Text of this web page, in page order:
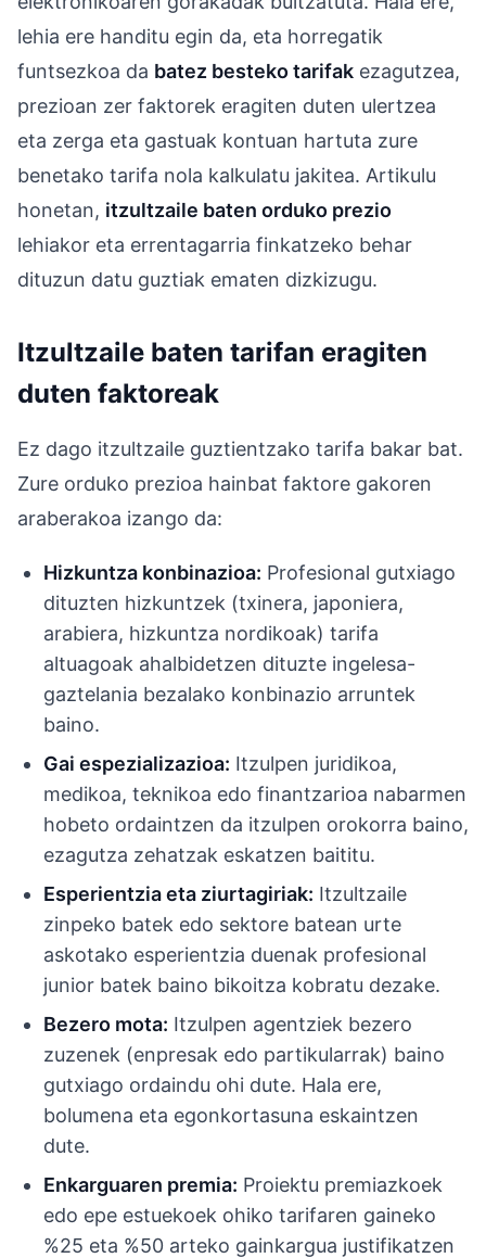
lehia ere handitu egin da, eta horregatik
funtsezkoa da batez besteko tarifak ezagutzea,
prezioan zer faktorek eragiten duten ulertzea
eta zerga eta gastuak kontuan hartuta zure
benetako tarifa nola kalkulatu jakitea. Artikulu
honetan, itzultzaile baten orduko prezio
lehiakor eta errentagarria finkatzeko behar
dituzun datu guztiak ematen dizkizugu.
Itzultzaile baten tarifan eragiten
duten faktoreak
Ez dago itzultzaile guztientzako tarifa bakar bat.
Zure orduko prezioa hainbat faktore gakoren
araberakoa izango da:
Hizkuntza konbinazioa: Profesional gutxiago
dituzten hizkuntzek (txinera, japoniera,
arabiera, hizkuntza nordikoak) tarifa
altuagoak ahalbidetzen dituzte ingelesa-
gaztelania bezalako konbinazio arruntek
baino.
Gai espezializazioa: Itzulpen juridikoa,
medikoa, teknikoa edo finantzarioa nabarmen
hobeto ordaintzen da itzulpen orokorra baino,
ezagutza zehatzak eskatzen baititu.
Esperientzia eta ziurtagiriak: Itzultzaile
zinpeko batek edo sektore batean urte
askotako esperientzia duenak profesional
junior batek baino bikoitza kobratu dezake.
Bezero mota: Itzulpen agentziek bezero
zuzenek (enpresak edo partikularrak) baino
gutxiago ordaindu ohi dute. Hala ere,
bolumena eta egonkortasuna eskaintzen
dute.
Enkarguaren premia: Proiektu premiazkoek
edo epe estuekoek ohiko tarifaren gaineko
%25 eta %50 arteko gainkargua justifikatzen